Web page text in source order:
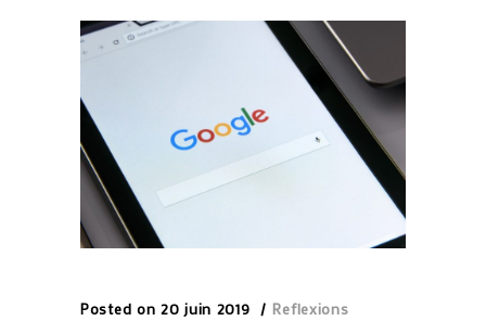
Posted on 20 juin 2019 Reflexions